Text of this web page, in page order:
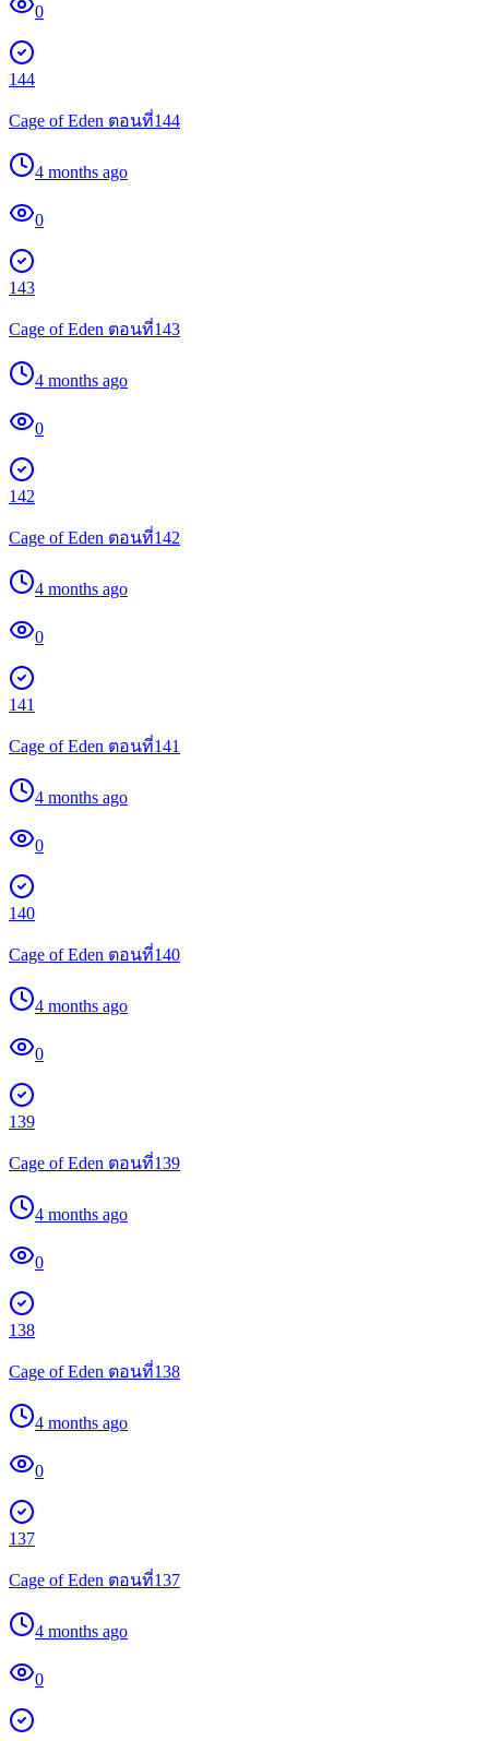
0
144
Cage of Eden ตอนที่144
4 months ago
0
143
Cage of Eden ตอนที่143
4 months ago
0
142
Cage of Eden ตอนที่142
4 months ago
0
141
Cage of Eden ตอนที่141
4 months ago
0
140
Cage of Eden ตอนที่140
4 months ago
0
139
Cage of Eden ตอนที่139
4 months ago
0
138
Cage of Eden ตอนที่138
4 months ago
0
137
Cage of Eden ตอนที่137
4 months ago
0